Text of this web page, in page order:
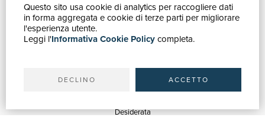
Questo sito usa cookie di analytics per raccogliere dati
in forma aggregata e cookie di terze parti per migliorare
l'esperienza utente.
Leggi l'Informativa Cookie Policycompleta.
DECLINO ACCETTO
GUIDA ACQUISTI
Catalogo
Ricerca avanzata
Spedizioni
Desiderata